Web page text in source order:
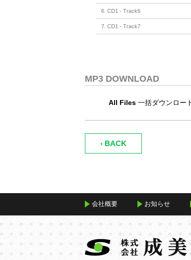
6. CD1 - Track6
7. CD1 - Track7
11. CD1 - Track11
12. CD1 - Track12
14. CD1 - Track14
18. CD1 - Track18
20. CD1 - Track20
21. CD1 - Track21
22. CD1 - Track22
MP3 DOWNLOAD
All Files 一括ダウンロー
‹ BACK
会社概要 お知らせ